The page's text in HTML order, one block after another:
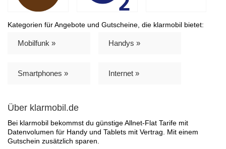
Kategorien für Angebote und Gutscheine, die klarmobil bietet:
Mobilfunk » Handys »
Smartphones » Internet »
Über klarmobil.de
Bei klarmobil bekommst du günstige Allnet-Flat Tarife mit
Datenvolumen für Handy und Tablets mit Vertrag. Mit einem
Gutschein zusätzlich sparen.